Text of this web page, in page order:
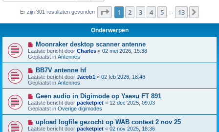
Er zijn 301 resultaten gevonden Pagina van 13
1 2 3 4 5 13
Onderwerpen
N
i
e
u
w
b
e
r
i
c
h
t
Moonraker desktop scanner antenne
Laatste bericht door Charles « 02 mei 2026, 15:38
Geplaatst in Antennes
N
i
e
u
w
b
e
r
i
c
h
BB7V antenne hf
Laatste bericht door Jacob1 « 02 feb 2026, 18:46
Geplaatst in Antennes
N
i
e
u
b
e
Geen audio in Digimode op Yaesu FT 891
Laatste bericht door packetpiet « 12 dec 2025, 09:03
Geplaatst in Overige digimodes
N
i
upload logfile gezocht op WAB contest 2 nov 25
Laatste bericht door packetpiet « 02 nov 2025, 18:36